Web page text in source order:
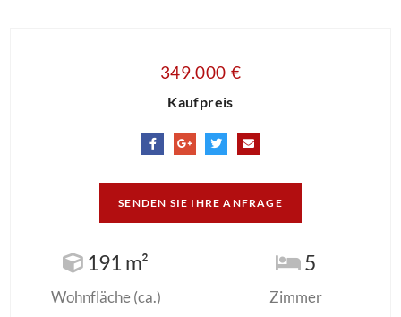
349.000 €
Kaufpreis
SENDEN SIE IHRE ANFRAGE
191 m²
Wohnfläche (ca.)
5
Zimmer